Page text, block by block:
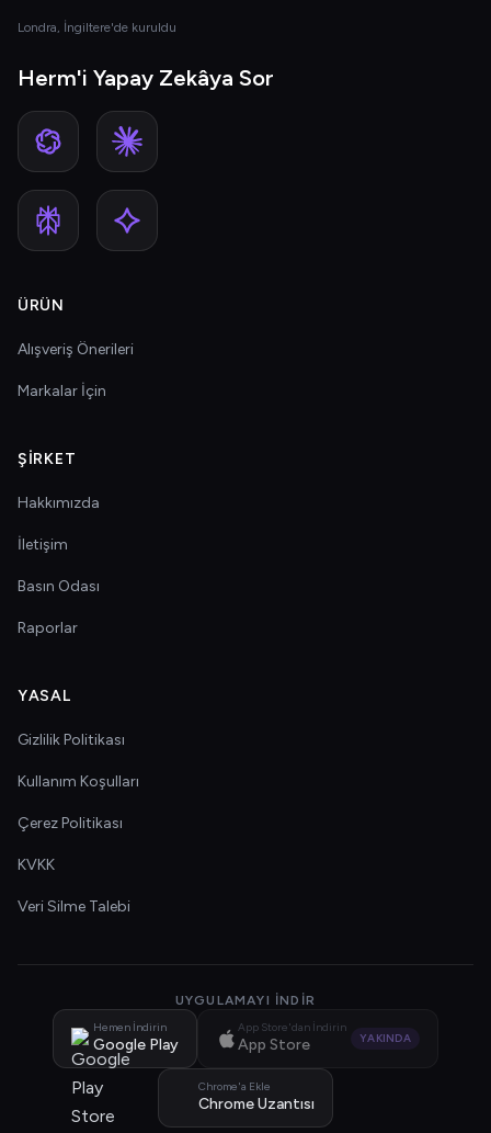
Londra, İngiltere'de kuruldu
Herm'i Yapay Zekâya Sor
ÜRÜN
Alışveriş Önerileri
Markalar İçin
ŞIRKET
Hakkımızda
İletişim
Basın Odası
Raporlar
YASAL
Gizlilik Politikası
Kullanım Koşulları
Çerez Politikası
KVKK
Veri Silme Talebi
UYGULAMAYI İNDIR
Hemen İndirin
Google Play
App Store'dan İndirin
App Store YAKINDA
Chrome'a Ekle
Chrome Uzantısı